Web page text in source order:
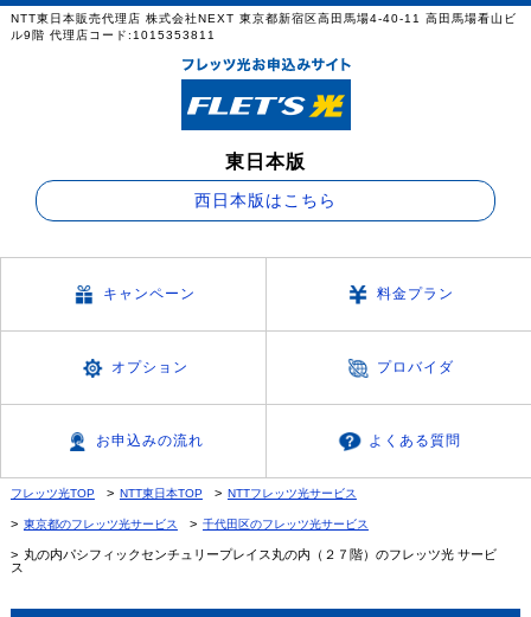
NTT東日本販売代理店 株式会社NEXT 東京都新宿区高田馬場4-40-11 高田馬場看山ビ
ル9階 代理店コード:1015353811
東日本版
西日本版はこちら
キャンペーン 料金プラン
オプション プロバイダ
お申込みの流れ よくある質問
フレッツ光TOP NTT東日本TOP NTTフレッツ光サービス
東京都のフレッツ光サービス 千代田区のフレッツ光サービス
丸の内パシフィックセンチュリープレイス丸の内（２７階）のフレッツ光 サービ
ス